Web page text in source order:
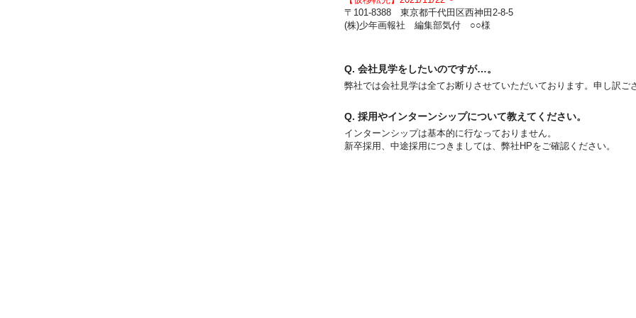
〒101-8388 東京都千代田区西神田2-8-5
(株)少年画報社 編集部気付 ○○様
Q. 会社見学をしたいのですが…。
弊社では会社見学は全てお断りさせていただいております。申し訳ご
Q. 採用やインターンシップについて教えてください。
インターンシップは基本的に行なっておりません。
新卒採用、中途採用につきましては、弊社HPをご確認ください。